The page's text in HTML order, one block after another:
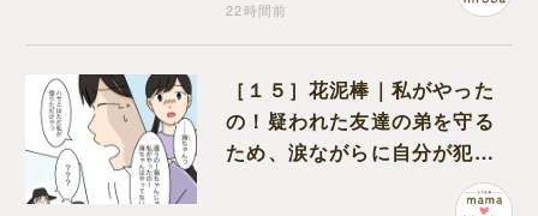
22時間前
［１５］花泥棒｜私がやった
の！疑われた友達の弟を守る
ため、涙ながらに自分が犯人